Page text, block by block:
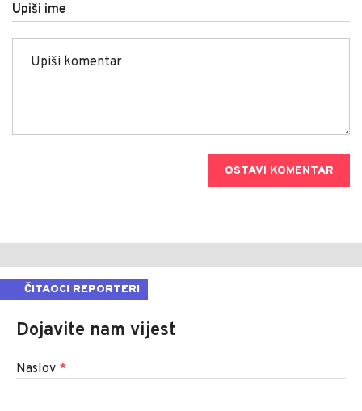
Upiši ime
OSTAVI KOMENTAR
ČITAOCI REPORTERI
Dojavite nam vijest
Naslov *